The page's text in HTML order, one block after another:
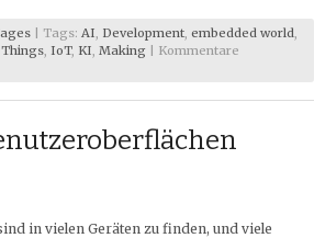
| Tags: AI Development embedded world
IoT, KI Making | Kommentare
in vielen Geräten zu finden, und viele